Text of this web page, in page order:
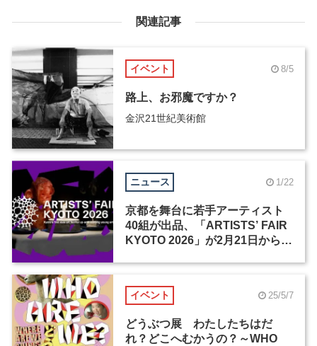
関連記事
イベント 8/5
路上、お邪魔ですか？
金沢21世紀美術館
ニュース 1/22
京都を舞台に若手アーティスト
40組が出品、「ARTISTS’ FAIR
KYOTO 2026」が2月21日から開
イベント 25/5/7
どうぶつ展 わたしたちはだ
れ？どこへむかうの？～WHO